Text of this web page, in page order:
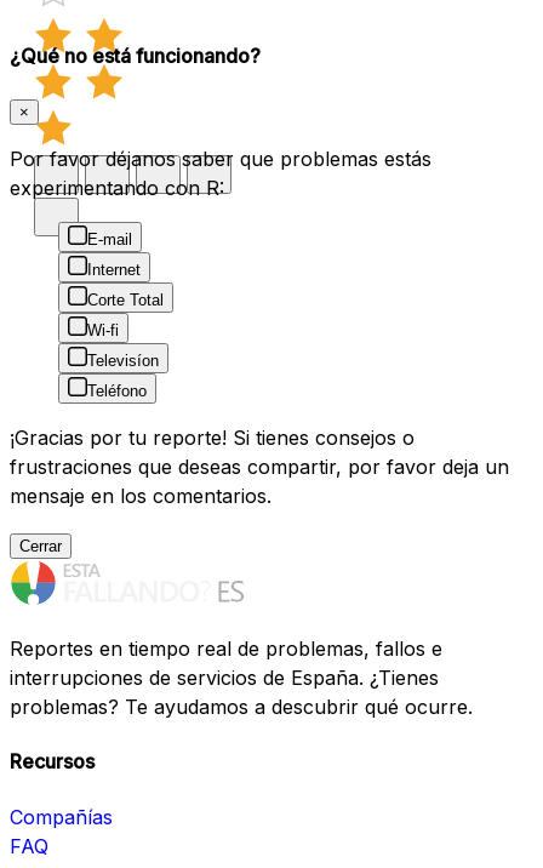
¿Qué no está funcionando?
×
Por favor déjanos saber que problemas estás
experimentando con R:
E-mail
Internet
Corte Total
Wi-fi
Televisíon
Teléfono
¡Gracias por tu reporte! Si tienes consejos o
frustraciones que deseas compartir, por favor deja un
mensaje en los comentarios.
Cerrar
Reportes en tiempo real de problemas, fallos e
interrupciones de servicios de España. ¿Tienes
problemas? Te ayudamos a descubrir qué ocurre.
Recursos
Compañías
FAQ